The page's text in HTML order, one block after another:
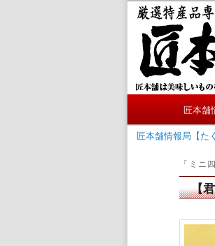
匠
かにや
ン
メ
ン
サ
コ
匠本舗
匠本舗情報局【た
「 ミニ
【